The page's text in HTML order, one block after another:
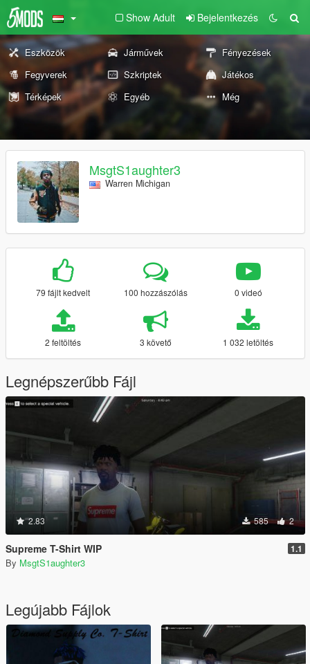
Show Adult Bejelentkezés
Eszközök Járművek
Fényezések
Fegyverek
Szkriptek
Játékos
Térképek
Egyéb Még
MsgtS1aughter3
Warren Michigan
79 fájlt kedvelt 100 hozzászólás 0 videó
2 feltöltés 3 követő 1 032 letöltés
Legnépszerűbb Fájl
2.83 585 2
Supreme T-Shirt WIP 1.1
By MsgtS1aughter3
Legújabb Fájlok